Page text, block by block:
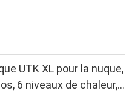
UTK XL pour la nuque,
6 niveaux de chaleur,